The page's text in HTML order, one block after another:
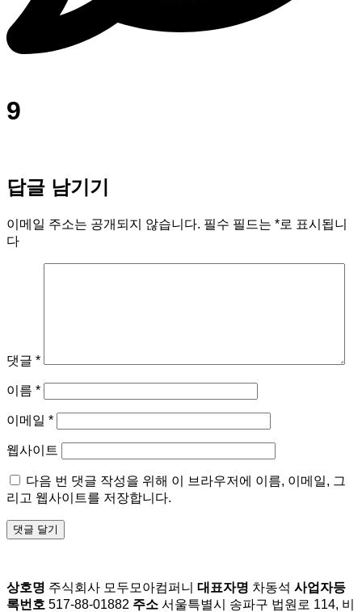
9
답글 남기기
이메일 주소는 공개되지 않습니다. 필수 필드는 *로 표시됩니
다
댓글 *
이름 *
이메일 *
웹사이트
다음 번 댓글 작성을 위해 이 브라우저에 이름, 이메일, 그
리고 웹사이트를 저장합니다.
상호명 주식회사 모두모아컴퍼니 대표자명 차동석 사업자등
록번호 517-88-01882 주소 서울특별시 송파구 법원로 114, 비